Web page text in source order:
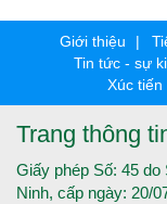
Giới thiệu
Tin tức - sự
Xúc
Trang thông
Giấy phép Số: 45
Ninh, cấp ngày: 20/